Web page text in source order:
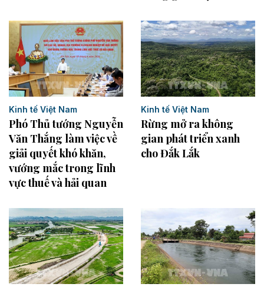
Kinh tế Việt Nam
Phó Thủ tướng Nguyễn
Văn Thắng làm việc về
giải quyết khó khăn,
vướng mắc trong lĩnh
vực thuế và hải quan
Kinh tế Việt Nam
Rừng mở ra không
gian phát triển xanh
cho Đắk Lắk